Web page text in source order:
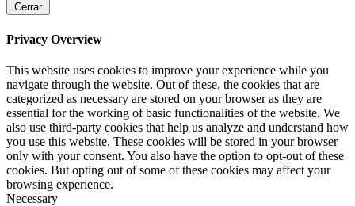
Cerrar
Privacy Overview
This website uses cookies to improve your experience while you
navigate through the website. Out of these, the cookies that are
categorized as necessary are stored on your browser as they are
essential for the working of basic functionalities of the website. We
also use third-party cookies that help us analyze and understand how
you use this website. These cookies will be stored in your browser
only with your consent. You also have the option to opt-out of these
cookies. But opting out of some of these cookies may affect your
browsing experience.
Necessary